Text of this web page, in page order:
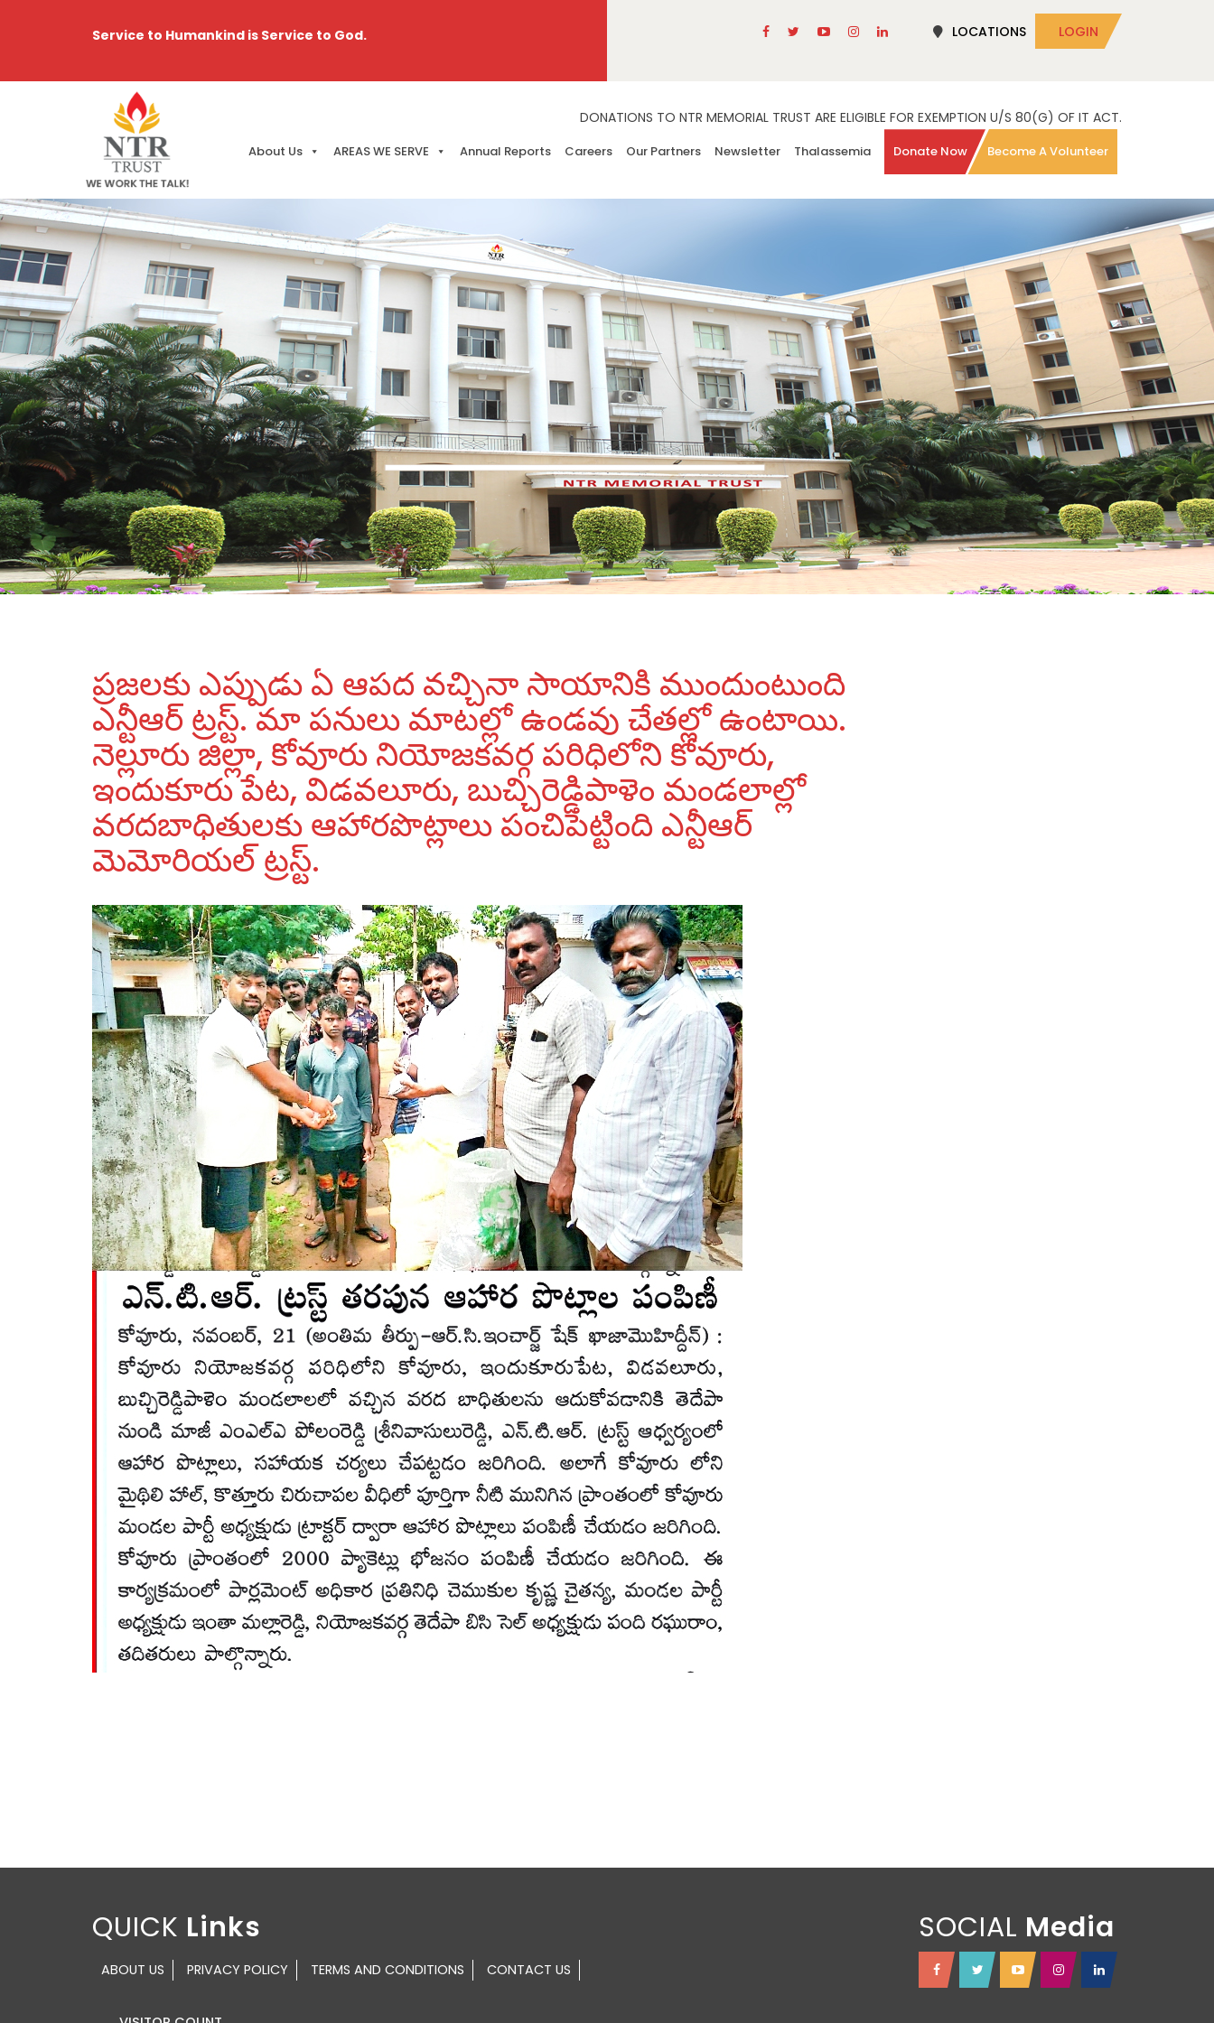
Service to Humankind is Service to God. LOCATIONS LOGIN
DONATIONS TO NTR MEMORIAL TRUST ARE ELIGIBLE FOR EXEMPTION U/S 80(G) OF IT ACT.
About Us AREAS WE SERVE Annual Reports Careers Our Partners Newsletter Thalassemia Donate Now Become A Volunteer
ప్రజలకు ఎప్పుడు ఏ ఆపద వచ్చినా సాయానికి ముందుంటుంది
ఎన్టీఆర్ ట్రస్ట్. మా పనులు మాటల్లో ఉండవు చేతల్లో ఉంటాయి.
నెల్లూరు జిల్లా, కోవూరు నియోజకవర్గ పరిధిలోని కోవూరు,
ఇందుకూరు పేట, విడవలూరు, బుచ్చిరెడ్డిపాళెం మండలాల్లో
వరదబాధితులకు ఆహారపొట్లాలు పంచిపెట్టింది ఎన్టీఆర్
మెమోరియల్ ట్రస్ట్.
QUICK
ABOUT US PRIVACY POLICY TERMS AND CONDITIONS CONTACT US
SOCIAL